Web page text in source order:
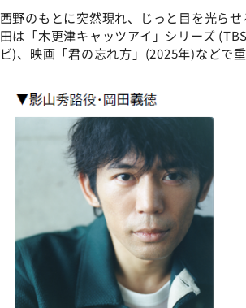
西野のもとに突然現れ、じっと目を光ら
田は「木更津キャッツアイ」シリーズ
ビ)、映画「君の忘れ方」(2025年)などで